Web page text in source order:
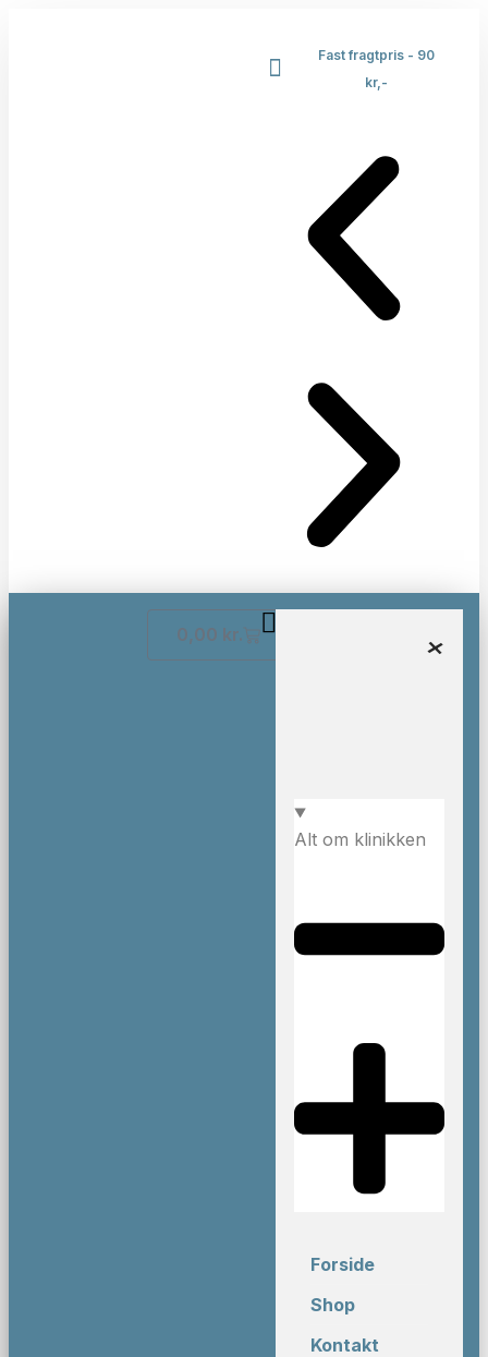
Fast fragtpris - 90
kr,-
0,00 kr.
Alt om klinikken
Forside
Shop
Kontakt